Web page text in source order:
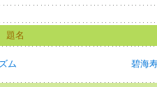
題名
ム 碧海